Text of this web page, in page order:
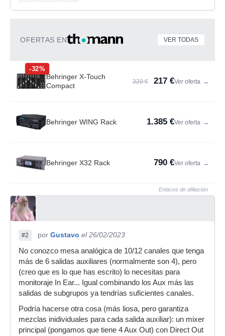
OFERTAS EN VER TODAS
-32%
Behringer X-Touch
Compact
320 € 217 €Ver oferta →
Behringer WING Rack 1.385 €Ver oferta →
Behringer X32 Rack 790 €Ver oferta →
Enlaces de afiliación
#2 por Gustavo el 26/02/2023
No conozco mesa analógica de 10/12 canales que tenga
más de 6 salidas auxiliares (normalmente son 4), pero
(creo que es lo que has escrito) lo necesitas para
monitoraje In Ear... Igual combinando los Aux más las
salidas de subgrupos ya tendrías suficientes canales.
Podría hacerse otra cosa (más liosa, pero garantiza
mezclas inidividuales para cada salida auxiliar): un mixer
principal (pongamos que tiene 4 Aux Out) con Direct Out